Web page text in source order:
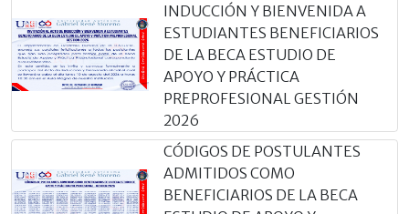
INDUCCIÓN Y BIENVENIDA A
ESTUDIANTES BENEFICIARIOS
DE LA BECA ESTUDIO DE
APOYO Y PRÁCTICA
PREPROFESIONAL GESTIÓN
2026
CÓDIGOS DE POSTULANTES
ADMITIDOS COMO
BENEFICIARIOS DE LA BECA